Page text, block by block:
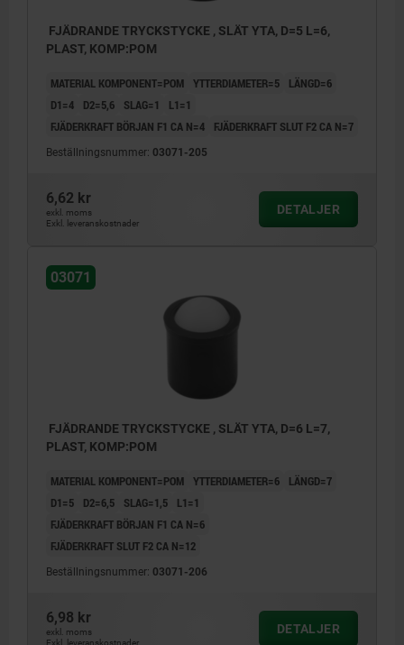
FJÄDRANDE TRYCKSTYCKE , SLÄT YTA, D=5 L=6,
PLAST, KOMP:POM
MATERIAL KOMPONENT=POM YTTERDIAMETER=5
LÄNGD=6
D1=4
D2=5,6 SLAG=1
L1=1
FJÄDERKRAFT BÖRJAN F1 CA N=4
FJÄDERKRAFT SLUT F2 CA N=7
Beställningsnummer: 03071-205
6,62 kr
exkl. moms
Exkl. leveranskostnader
DETALJER
03071
FJÄDRANDE TRYCKSTYCKE , SLÄT YTA, D=6 L=7,
PLAST, KOMP:POM
MATERIAL KOMPONENT=POM YTTERDIAMETER=6
LÄNGD=7
D1=5
D2=6,5 SLAG=1,5
L1=1
FJÄDERKRAFT BÖRJAN F1 CA N=6
FJÄDERKRAFT SLUT F2 CA N=12
Beställningsnummer: 03071-206
6,98 kr
exkl. moms
Exkl. leveranskostnader
DETALJER